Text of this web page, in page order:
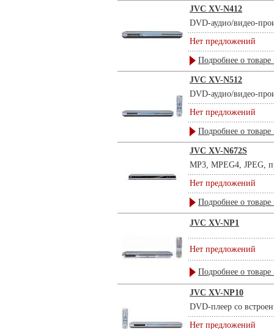
JVC XV-N412
DVD-аудио/видео-
Нет предложений
Подробнее о товаре
JVC XV-N512
DVD-аудио/видео-
Нет предложений
Подробнее о товаре
JVC XV-N672S
MP3, MPEG4, JPEG,
Нет предложений
Подробнее о товаре
JVC XV-NP1
Нет предложений
Подробнее о товаре
JVC XV-NP10
DVD-плеер со
Нет предложений